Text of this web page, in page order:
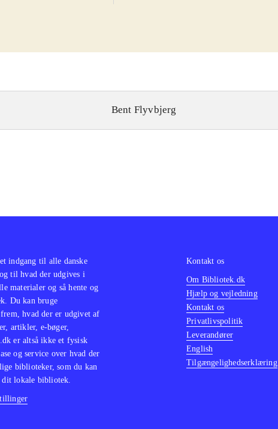
Bent Flyvbjerg
indgang til alle danske
til hvad der udgives i
materialer og så hente og
Du kan bruge
hvad der er udgivet af
artikler, e-bøger,
er altså ikke et fysisk
og service over hvad der
biblioteker, som du kan
lokale bibliotek.
Kontakt os
Om Bibliotek.dk
Hjælp og vejledning
Kontakt os
Privatlivspolitik
Leverandører
English
Tilgængelighedserklæring